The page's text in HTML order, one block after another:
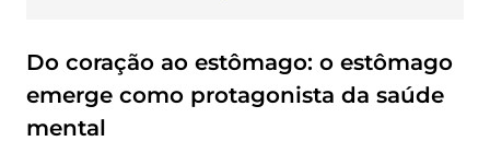
Do coração ao estômago: o estômago
emerge como protagonista da saúde
mental